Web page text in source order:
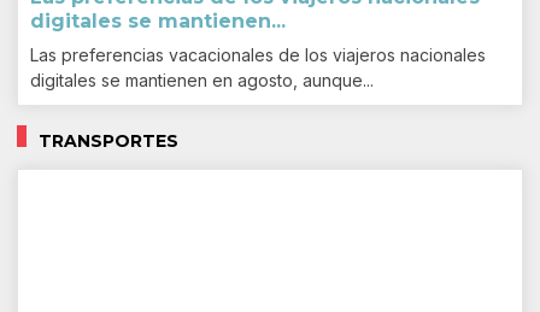
digitales se mantienen...
Las preferencias vacacionales de los viajeros nacionales
digitales se mantienen en agosto, aunque...
TRANSPORTES